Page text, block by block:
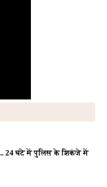
24 घंटे में पुलिस के शिकंजे में